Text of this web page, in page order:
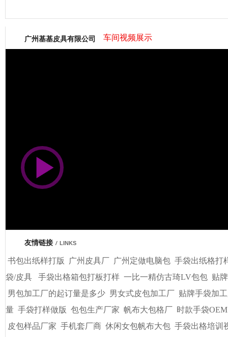
广州基基皮具有限公司 车间视频展示
友情链接 / LINKS
书包出纸样打版 广州皮具厂 广州定做电脑包 手袋出纸格打
袋/皮具
手袋出格箱包打板打样 一比一精仿古琦LV包包 贴
男包加工厂的起订量是多少 男女式皮包加工厂 贴牌手袋加
量 手袋打样做版 包包生产厂家 帆布大包格厂 时款手袋OEM
皮包样品厂家 手机套厂商 休闲女包帆布大包 手袋出格培训